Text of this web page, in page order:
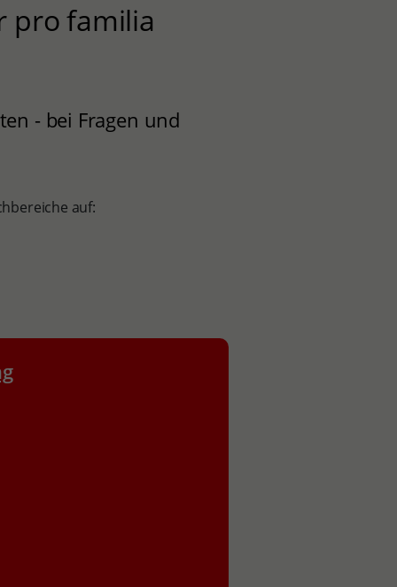
pro familia
- bei Fragen und
auf: